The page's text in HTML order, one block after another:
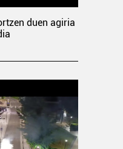
duen agiria